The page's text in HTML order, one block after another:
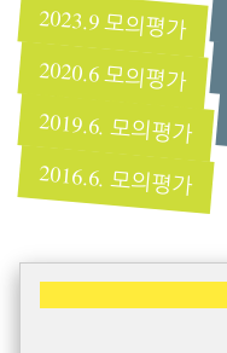
2023.9 모의평가
2020.6 모의평가
2019.6. 모의평가
2016.6. 모의평가